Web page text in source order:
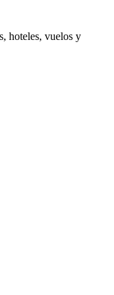
hoteles, vuelos y